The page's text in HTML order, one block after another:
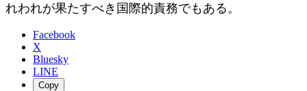
れわれが果たすべき国際的責務でもある。
Facebook
X
Bluesky
LINE
Copy